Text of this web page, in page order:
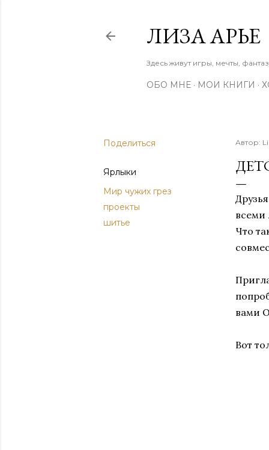
ЛИЗА
Здесь живут игры, мечты,
ОБО МНЕ МОИ КНИГИ
Поделиться
Ярлыки
Мир чужих грез
проекты
шитье
Автор:
всеми
Что
вами
Вот